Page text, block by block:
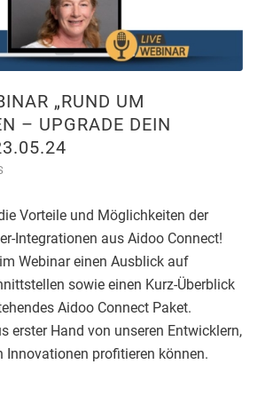
„RUND UM
– UPGRADE DEIN
Vorteile und Möglichkeiten der
Integrationen aus Aidoo Connect!
Webinar einen Ausblick auf
sowie einen Kurz-Überblick
Aidoo Connect Paket.
erster Hand von unseren Entwicklern,
Innovationen profitieren können.